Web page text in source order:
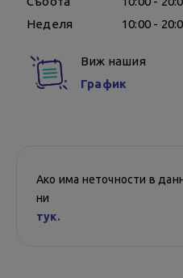
Неделя
10:00 -
Виж нашия
График
Ако има неточности в
ни
тук.